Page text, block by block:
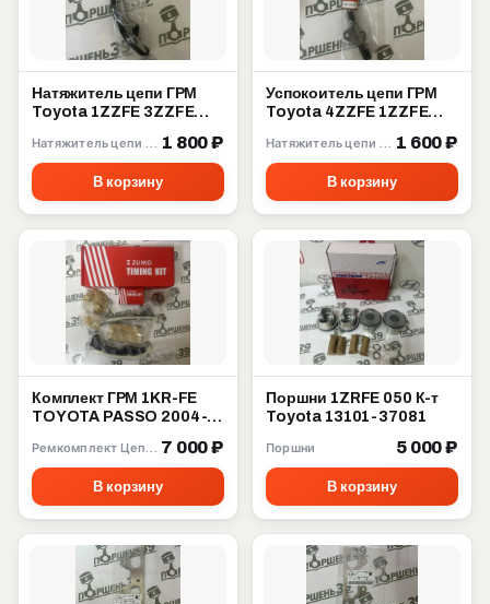
Натяжитель цепи ГРМ
Toyota 1ZZFE 3ZZFE
1 800 ₽
В корзину
Успокоитель цепи ГРМ
Toyota 4ZZFE 1ZZFE
1 600 ₽
В корзину
Комплект ГРМ 1KR-FE
TOYOTA PASSO 2004-
7 000 ₽
В корзину
Поршни 1ZRFE 050 К-т
Toyota 13101-37081
Поршни 5 000 ₽
В корзину